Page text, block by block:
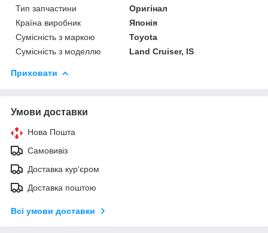
Тип запчастини
Оригінал
Країна виробник
Японія
Сумісність з маркою
Toyota
Сумісність з моделлю
Land Cruiser, IS
Приховати
Умови доставки
Нова Пошта
Самовивіз
Доставка кур'єром
Доставка поштою
Всі умови доставки